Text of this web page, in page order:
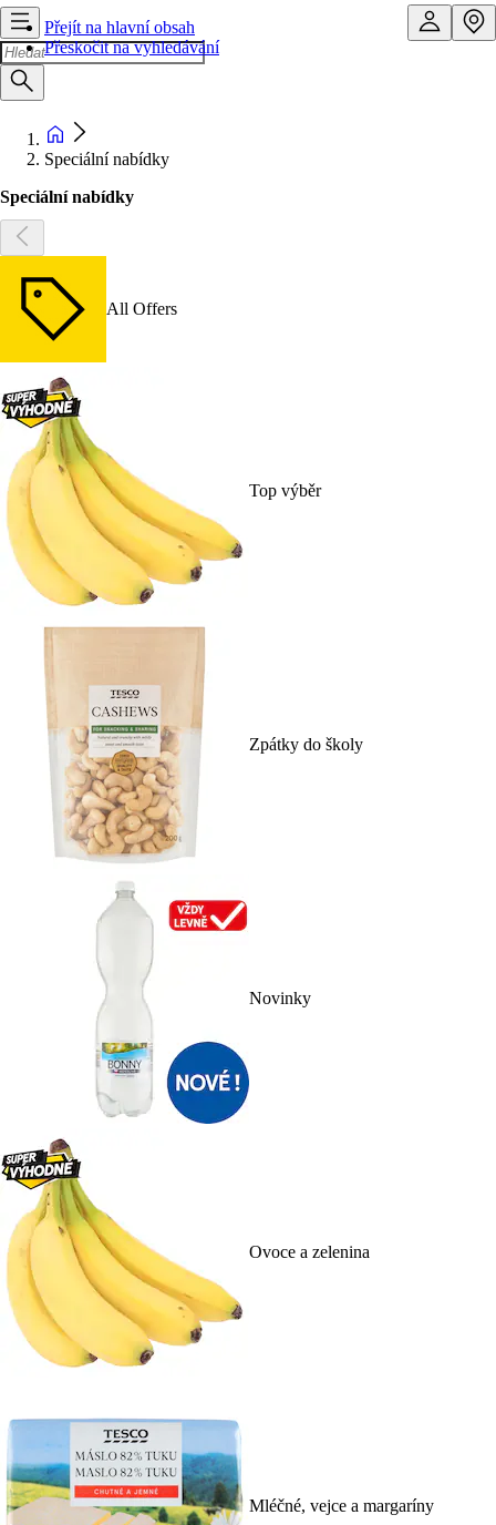
Přejít na hlavní obsah
Přeskočit na vyhledávání
Speciální nabídky
Speciální nabídky
All Offers
Top výběr
Zpátky do školy
Novinky
Ovoce a zelenina
Mléčné, vejce a margaríny